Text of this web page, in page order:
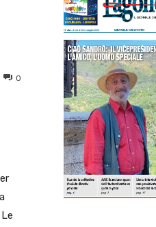
0
Tumblr